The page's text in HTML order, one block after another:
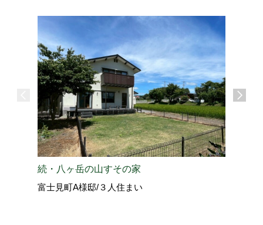
続・八ヶ岳の山すその家
富士見町A様邸/３人住まい